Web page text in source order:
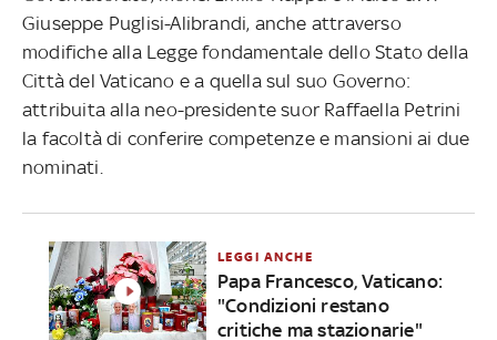
Giuseppe Puglisi-Alibrandi, anche attraverso
modifiche alla Legge fondamentale dello Stato della
Città del Vaticano e a quella sul suo Governo:
attribuita alla neo-presidente suor Raffaella Petrini
la facoltà di conferire competenze e mansioni ai due
nominati.
LEGGI ANCHE
Papa Francesco, Vaticano:
"Condizioni restano
critiche ma stazionarie"